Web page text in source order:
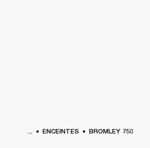
... ENCEINTES BROMLEY 750